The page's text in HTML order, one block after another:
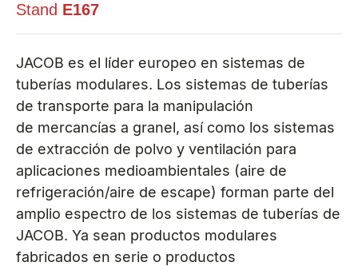
Stand E167
JACOB es el líder europeo en sistemas de
tuberías modulares. Los sistemas de tuberías
de transporte para la manipulación
de mercancías a granel, así como los sistemas
de extracción de polvo y ventilación para
aplicaciones medioambientales (aire de
refrigeración/aire de escape) forman parte del
amplio espectro de los sistemas de tuberías de
JACOB. Ya sean productos modulares
fabricados en serie o productos